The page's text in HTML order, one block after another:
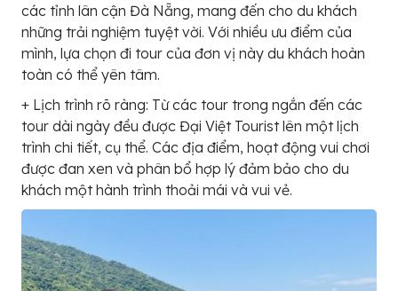
các tỉnh lân cận Đà Nẵng, mang đến cho du khách
những trải nghiệm tuyệt vời. Với nhiều ưu điểm của
mình, lựa chọn đi tour của đơn vị này du khách hoàn
toàn có thể yên tâm.
+ Lịch trình rõ ràng: Từ các tour trong ngắn đến các
tour dài ngày đều được Đại Việt Tourist lên một lịch
trình chi tiết, cụ thể. Các địa điểm, hoạt động vui chơi
được đan xen và phân bổ hợp lý đảm bảo cho du
khách một hành trình thoải mái và vui vẻ.